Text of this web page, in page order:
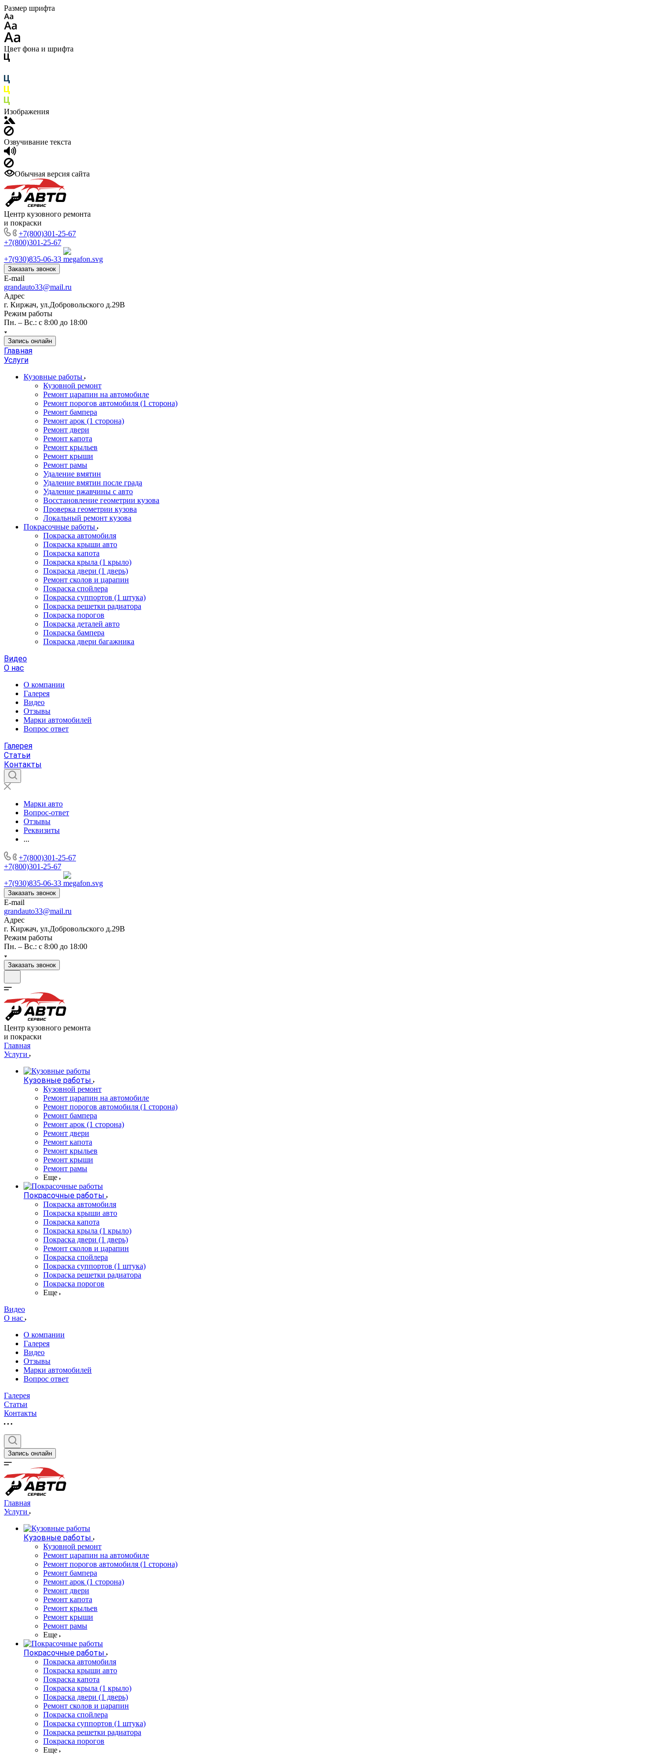
Размер шрифта
Цвет фона и шрифта
Изображения
Озвучивание текста
Обычная версия сайта
Центр кузовного ремонта
и покраски
+7(800)301-25-67
+7(800)301-25-67
+7(930)835-06-33
Заказать звонок
E-mail
grandauto33@mail.ru
Адрес
г. Киржач, ул.Добровольского д.29В
Режим работы
Пн. – Вс.: с 8:00 до 18:00
Запись онлайн
Главная
Услуги
Кузовные работы
Кузовной ремонт
Ремонт царапин на автомобиле
Ремонт порогов автомобиля (1 сторона)
Ремонт бампера
Ремонт арок (1 сторона)
Ремонт двери
Ремонт капота
Ремонт крыльев
Ремонт крыши
Ремонт рамы
Удаление вмятин
Удаление вмятин после града
Удаление ржавчины с авто
Восстановление геометрии кузова
Проверка геометрии кузова
Локальный ремонт кузова
Покрасочные работы
Покраска автомобиля
Покраска крыши авто
Покраска капота
Покраска крыла (1 крыло)
Покраска двери (1 дверь)
Ремонт сколов и царапин
Покраска спойлера
Покраска суппортов (1 штука)
Покраска решетки радиатора
Покраска порогов
Покраска деталей авто
Покраска бампера
Покраска двери багажника
Видео
О нас
О компании
Галерея
Видео
Отзывы
Марки автомобилей
Вопрос ответ
Галерея
Статьи
Контакты
Марки авто
Вопрос-ответ
Отзывы
Реквизиты
...
+7(800)301-25-67
+7(800)301-25-67
+7(930)835-06-33
Заказать звонок
E-mail
grandauto33@mail.ru
Адрес
г. Киржач, ул.Добровольского д.29В
Режим работы
Пн. – Вс.: с 8:00 до 18:00
Заказать звонок
Центр кузовного ремонта
и покраски
Главная
Услуги
Кузовные работы
Кузовной ремонт
Ремонт царапин на автомобиле
Ремонт порогов автомобиля (1 сторона)
Ремонт бампера
Ремонт арок (1 сторона)
Ремонт двери
Ремонт капота
Ремонт крыльев
Ремонт крыши
Ремонт рамы
Еще
Покрасочные работы
Покраска автомобиля
Покраска крыши авто
Покраска капота
Покраска крыла (1 крыло)
Покраска двери (1 дверь)
Ремонт сколов и царапин
Покраска спойлера
Покраска суппортов (1 штука)
Покраска решетки радиатора
Покраска порогов
Еще
Видео
О нас
О компании
Галерея
Видео
Отзывы
Марки автомобилей
Вопрос ответ
Галерея
Статьи
Контакты
Запись онлайн
Главная
Услуги
Кузовные работы
Кузовной ремонт
Ремонт царапин на автомобиле
Ремонт порогов автомобиля (1 сторона)
Ремонт бампера
Ремонт арок (1 сторона)
Ремонт двери
Ремонт капота
Ремонт крыльев
Ремонт крыши
Ремонт рамы
Еще
Покрасочные работы
Покраска автомобиля
Покраска крыши авто
Покраска капота
Покраска крыла (1 крыло)
Покраска двери (1 дверь)
Ремонт сколов и царапин
Покраска спойлера
Покраска суппортов (1 штука)
Покраска решетки радиатора
Покраска порогов
Еще